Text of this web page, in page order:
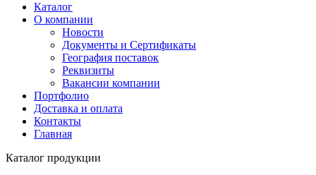
Каталог
О компании
Новости
Документы и Сертификаты
География поставок
Реквизиты
Вакансии компании
Портфолио
Доставка и оплата
Контакты
Главная
Каталог продукции